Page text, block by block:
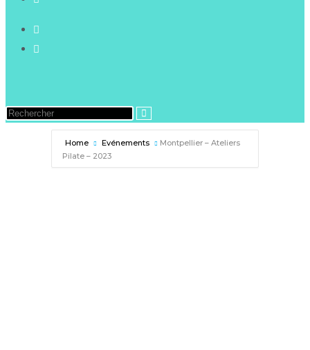
Home Evénements
Montpellier – Ateliers
Pilate – 2023